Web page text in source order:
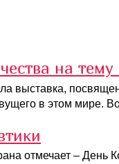
на
выставка,
в этом мире.
отмечает – День